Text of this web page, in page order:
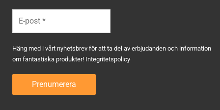
Häng med i vårt nyhetsbrev för att ta del av erbjudanden och information
om fantastiska produkter! Integritetspolicy